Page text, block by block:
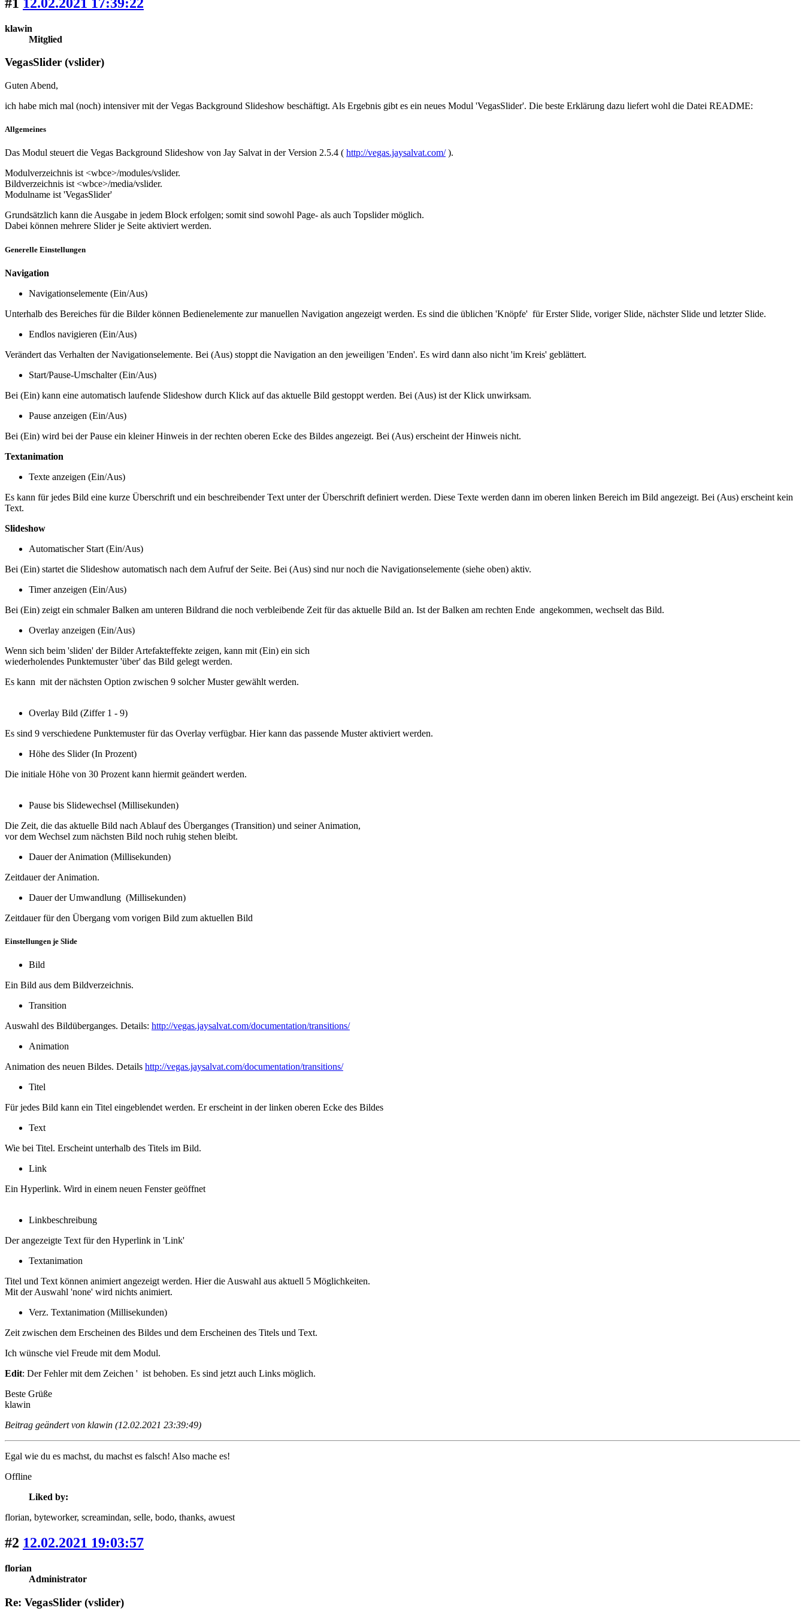
klawin
Mitglied
VegasSlider (vslider)
Guten Abend,
ich habe mich mal (noch) intensiver mit der Vegas Background Slideshow beschäftigt. Als Ergebnis gibt es ein neues Modul 'VegasSlider'. Die beste Erklärung dazu liefert wohl die Datei README:
Allgemeines
Das Modul steuert die Vegas Background Slideshow von Jay Salvat in der Version 2.5.4 ( http://vegas.jaysalvat.com/).
Modulverzeichnis ist <wbce>/modules/vslider.
Bildverzeichnis ist <wbce>/media/vslider.
Modulname ist 'VegasSlider'
Grundsätzlich kann die Ausgabe in jedem Block erfolgen; somit sind sowohl Page- als auch Topslider möglich.
Dabei können mehrere Slider je Seite aktiviert werden.
Generelle Einstellungen
Navigation
Navigationselemente (Ein/Aus)
Unterhalb des Bereiches für die Bilder können Bedienelemente zur manuellen Navigation angezeigt werden. Es sind die üblichen 'Knöpfe' für Erster Slide, voriger Slide, nächster Slide und letzter Slide.
Endlos navigieren (Ein/Aus)
Verändert das Verhalten der Navigationselemente. Bei (Aus) stoppt die Navigation an den jeweiligen 'Enden'. Es wird dann also nicht 'im Kreis' geblättert.
Start/Pause-Umschalter (Ein/Aus)
Bei (Ein) kann eine automatisch laufende Slideshow durch Klick auf das aktuelle Bild gestoppt werden. Bei (Aus) ist der Klick unwirksam.
Pause anzeigen (Ein/Aus)
Bei (Ein) wird bei der Pause ein kleiner Hinweis in der rechten oberen Ecke des Bildes angezeigt. Bei (Aus) erscheint der Hinweis nicht.
Textanimation
Texte anzeigen (Ein/Aus)
Es kann für jedes Bild eine kurze Überschrift und ein beschreibender Text unter der Überschrift definiert werden. Diese Texte werden dann im oberen linken Bereich im Bild angezeigt. Bei (Aus) erscheint kein
Text.
Slideshow
Automatischer Start (Ein/Aus)
Bei (Ein) startet die Slideshow automatisch nach dem Aufruf der Seite. Bei (Aus) sind nur noch die Navigationselemente (siehe oben) aktiv.
Timer anzeigen (Ein/Aus)
Bei (Ein) zeigt ein schmaler Balken am unteren Bildrand die noch verbleibende Zeit für das aktuelle Bild an. Ist der Balken am rechten Ende angekommen, wechselt das Bild.
Overlay anzeigen (Ein/Aus)
Wenn sich beim 'sliden' der Bilder Artefakteffekte zeigen, kann mit (Ein) ein sich
wiederholendes Punktemuster 'über' das Bild gelegt werden.
Es kann mit der nächsten Option zwischen 9 solcher Muster gewählt werden.
Overlay Bild (Ziffer 1 - 9)
Es sind 9 verschiedene Punktemuster für das Overlay verfügbar. Hier kann das passende Muster aktiviert werden.
Höhe des Slider (In Prozent)
Die initiale Höhe von 30 Prozent kann hiermit geändert werden.
Pause bis Slidewechsel (Millisekunden)
Die Zeit, die das aktuelle Bild nach Ablauf des Überganges (Transition) und seiner Animation,
vor dem Wechsel zum nächsten Bild noch ruhig stehen bleibt.
Dauer der Animation (Millisekunden)
Zeitdauer der Animation.
Dauer der Umwandlung (Millisekunden)
Zeitdauer für den Übergang vom vorigen Bild zum aktuellen Bild
Einstellungen je Slide
Bild
Ein Bild aus dem Bildverzeichnis.
Transition
Auswahl des Bildüberganges. Details: http://vegas.jaysalvat.com/documentation/transitions/
Animation
Animation des neuen Bildes. Details http://vegas.jaysalvat.com/documentation/transitions/
Titel
Für jedes Bild kann ein Titel eingeblendet werden. Er erscheint in der linken oberen Ecke des Bildes
Text
Wie bei Titel. Erscheint unterhalb des Titels im Bild.
Link
Ein Hyperlink. Wird in einem neuen Fenster geöffnet
Linkbeschreibung
Der angezeigte Text für den Hyperlink in 'Link'
Textanimation
Titel und Text können animiert angezeigt werden. Hier die Auswahl aus aktuell 5 Möglichkeiten.
Mit der Auswahl 'none' wird nichts animiert.
Verz. Textanimation (Millisekunden)
Zeit zwischen dem Erscheinen des Bildes und dem Erscheinen des Titels und Text.
Ich wünsche viel Freude mit dem Modul.
Edit: Der Fehler mit dem Zeichen ' ist behoben. Es sind jetzt auch Links möglich.
Beste Grüße
klawin
Beitrag geändert von klawin (12.02.2021 23:39:49)
Egal wie du es machst, du machst es falsch! Also mache es!
Offline
Liked by:
florian, byteworker, screamindan, selle, bodo, thanks, awuest
#2 12.02.2021 19:03:57
florian
Administrator
Re: VegasSlider (vslider)